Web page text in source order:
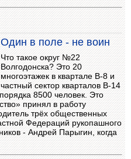
Один в поле - не воин
Что такое округ №22
Волгодонска? Это 20
многоэтажек в квартале В-8 и
частный сектор кварталов В-14
8500 человек. Это
принял в работу
трёх общественных
Федераций рукопашного
- Андрей Парыгин, когда